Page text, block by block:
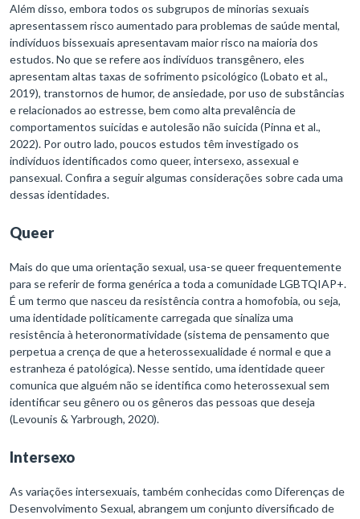
Além disso, embora todos os subgrupos de minorias sexuais
apresentassem risco aumentado para problemas de saúde mental,
indivíduos bissexuais apresentavam maior risco na maioria dos
estudos. No que se refere aos indivíduos transgênero, eles
apresentam altas taxas de sofrimento psicológico (Lobato et al.,
2019), transtornos de humor, de ansiedade, por uso de substâncias
e relacionados ao estresse, bem como alta prevalência de
comportamentos suicidas e autolesão não suicida (Pinna et al.,
2022). Por outro lado, poucos estudos têm investigado os
indivíduos identificados como queer, intersexo, assexual e
pansexual. Confira a seguir algumas considerações sobre cada uma
dessas identidades.
Queer
Mais do que uma orientação sexual, usa-se queer frequentemente
para se referir de forma genérica a toda a comunidade LGBTQIAP+.
É um termo que nasceu da resistência contra a homofobia, ou seja,
uma identidade politicamente carregada que sinaliza uma
resistência à heteronormatividade (sistema de pensamento que
perpetua a crença de que a heterossexualidade é normal e que a
estranheza é patológica). Nesse sentido, uma identidade queer
comunica que alguém não se identifica como heterossexual sem
identificar seu gênero ou os gêneros das pessoas que deseja
(Levounis & Yarbrough, 2020).
Intersexo
As variações intersexuais, também conhecidas como Diferenças de
Desenvolvimento Sexual, abrangem um conjunto diversificado de